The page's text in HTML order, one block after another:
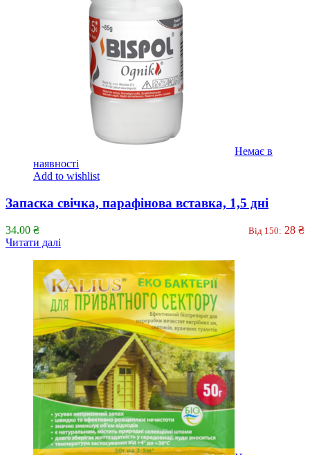
Немає в
наявності
Add to wishlist
Запаска свічка, парафінова вставка, 1,5 дні
34.00 ₴ Від 150: 28 ₴
Читати далі